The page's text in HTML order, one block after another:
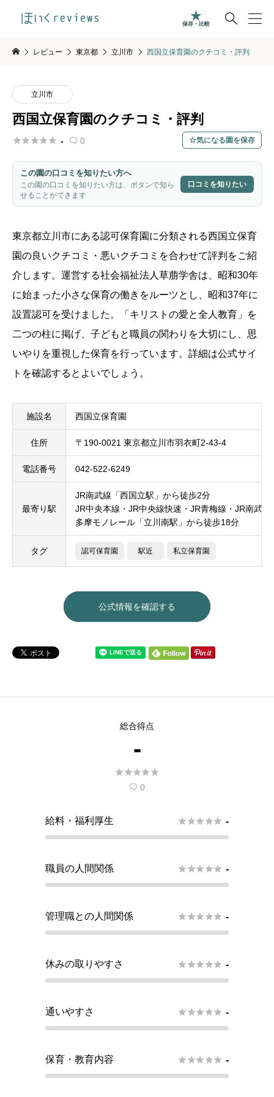

保存・比較
レビュー 東京都 立川市 西国立保育園のクチコミ・評判
立川市
西国立保育園のクチコミ・評判
 -  0 気になる園を保存
この園の口コミを知りたい方へ
この園の口コミを知りたい方は、ボタンで知ら
せることができます
口コミを知りたい
東京都立川市にある認可保育園に分類される西国立保育
園の良いクチコミ・悪いクチコミを合わせて評判をご紹
介します。運営する社会福祉法人草萠学舎は、昭和30年
に始まった小さな保育の働きをルーツとし、昭和37年に
設置認可を受けました。「キリストの愛と全人教育」を
二つの柱に掲げ、子どもと職員の関わりを大切にし、思
いやりを重視した保育を行っています。詳細は公式サイ
トを確認するとよいでしょう。
施設名 西国立保育園
住所 〒190-0021 東京都立川市羽衣町2-43-4
電話番号 042-522-6249
最寄り駅
JR南武線「西国立駅」から徒歩2分
JR中央本線・JR中央線快速・JR青梅線・JR南武
多摩モノレール「立川南駅」から徒歩18分
タグ 認可保育園 駅近 私立保育園
公式情報を確認する
総合得点
-

 0
給料・福利厚生  -
職員の人間関係  -
管理職との人間関係  -
休みの取りやすさ  -
通いやすさ  -
保育・教育内容  -